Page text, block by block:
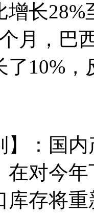
长
月，巴
了10%
：国内
在对今
库存将